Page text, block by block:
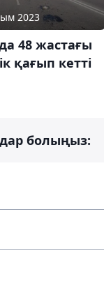
2023
48 жастағы
қағып кетті
болыңыз: